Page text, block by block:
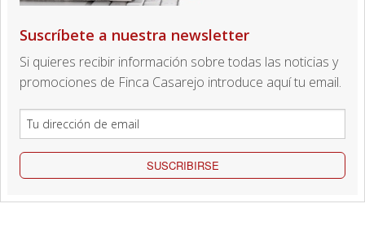
Suscríbete a nuestra newsletter
Si quieres recibir información sobre todas las noticias y
promociones de Finca Casarejo introduce aquí tu email.
SUSCRIBIRSE